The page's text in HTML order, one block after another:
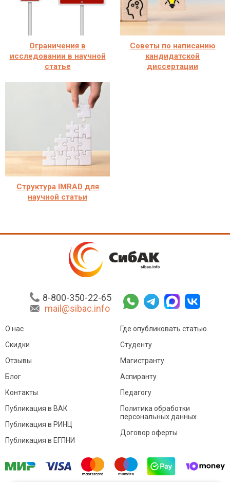
Ограничения в
исследовании в научной
статье
Советы по написанию
кандидатской
диссертации
Структура IMRAD для
научной статьи
8-800-350-22-65
mail@sibac.info
О нас
Скидки
Отзывы
Блог
Контакты
Где опубликовать статью
Студенту
Магистранту
Аспиранту
Педагогу
Публикация в ВАК
Публикация в РИНЦ
Публикация в ЕГПНИ
Политика обработки
персональных данных
Договор оферты